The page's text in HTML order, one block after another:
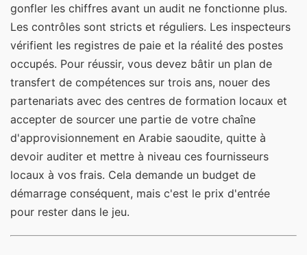
gonfler les chiffres avant un audit ne fonctionne plus.
Les contrôles sont stricts et réguliers. Les inspecteurs
vérifient les registres de paie et la réalité des postes
occupés. Pour réussir, vous devez bâtir un plan de
transfert de compétences sur trois ans, nouer des
partenariats avec des centres de formation locaux et
accepter de sourcer une partie de votre chaîne
d'approvisionnement en Arabie saoudite, quitte à
devoir auditer et mettre à niveau ces fournisseurs
locaux à vos frais. Cela demande un budget de
démarrage conséquent, mais c'est le prix d'entrée
pour rester dans le jeu.